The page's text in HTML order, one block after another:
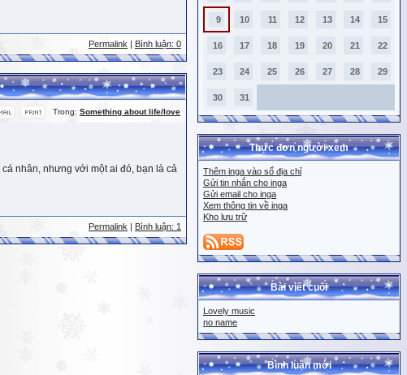
Permalink Bình luận: 0
Trong: Something about life/love
nhân, nhưng với một ai đó, bạn là cả
Permalink Bình luận: 1
9 10 11 12 13 14 15
16 17 18 19 20 21 22
23 24 25 26 27 28 29
30 31
Thực đơn người xem
Thêm inga vào sổ địa chỉ
Gửi tin nhắn cho inga
Gửi email cho inga
Xem thông tin về inga
Kho lưu trữ
Bài viết cuối
Lovely music
no name
Bình luận mới